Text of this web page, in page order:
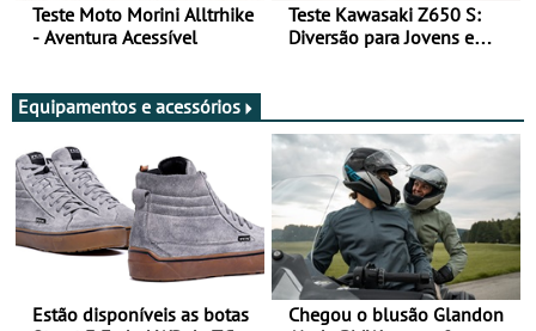
Teste Moto Morini Alltrhike
- Aventura Acessível
Teste Kawasaki Z650 S:
Diversão para Jovens e
Equipamentos e acessórios
Estão disponíveis as botas
Chegou o blusão Glandon